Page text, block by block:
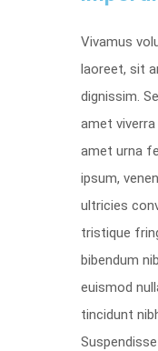
Vivamus
laoreet, sit
dignissim.
amet
amet urna
ipsum,
ultricies
tristique
bibendum
euismod
tincidunt